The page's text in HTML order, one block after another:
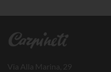
Via Alla Marina, 29